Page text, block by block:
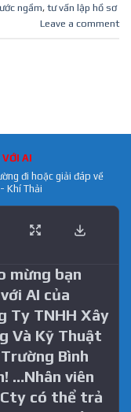
ngầm, tư vấn lập hồ sơ
Leave a comment
AI
đi hoặc giải đáp về
Khí Thải
mừng bạn
AI của
Ty TNHH Xây
Và Kỹ Thuật
Bình
…Nhân viên
có thể trả